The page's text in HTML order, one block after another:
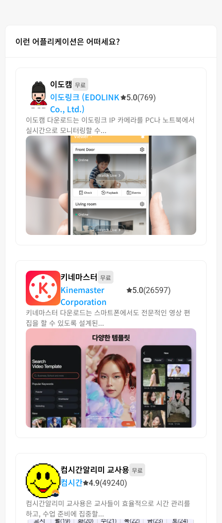
이런 어플리케이션은 어떠세요?
이도캠 무료
이도링크 (EDOLINK
Co., Ltd.)
5.0(769)
이도캠 다운로드는 이도링크 IP 카메라를 PC나 노트북에서
실시간으로 모니터링할 수...
키네마스터 무료
Kinemaster
Corporation
5.0(26597)
키네마스터 다운로드는 스마트폰에서도 전문적인 영상 편
집을 할 수 있도록 설계된...
컴시간알리미 교사용 무료
컴시간 4.9(49240)
컴시간알리미 교사용은 교사들이 효율적으로 시간 관리를
하고, 수업 준비에 집중할...